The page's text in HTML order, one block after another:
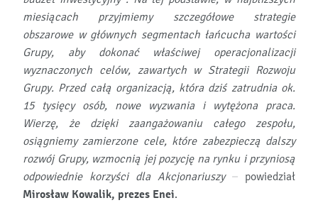
miesiącach przyjmiemy szczegółowe strategie
obszarowe w głównych segmentach łańcucha wartości
Grupy, aby dokonać właściwej operacjonalizacji
wyznaczonych celów, zawartych w Strategii Rozwoju
Grupy. Przed całą organizacją, która dziś zatrudnia ok.
15 tysięcy osób, nowe wyzwania i wytężona praca.
Wierzę, że dzięki zaangażowaniu całego zespołu,
osiągniemy zamierzone cele, które zabezpieczą dalszy
rozwój Grupy, wzmocnią jej pozycję na rynku i przyniosą
odpowiednie korzyści dla Akcjonariuszy – powiedział
Mirosław Kowalik, prezes Enei.